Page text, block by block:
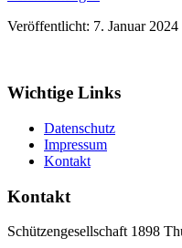
Veröffentlicht: 7. Januar 2024
Wichtige Links
Datenschutz
Impressum
Kontakt
Kontakt
Schützengesellschaft 1898